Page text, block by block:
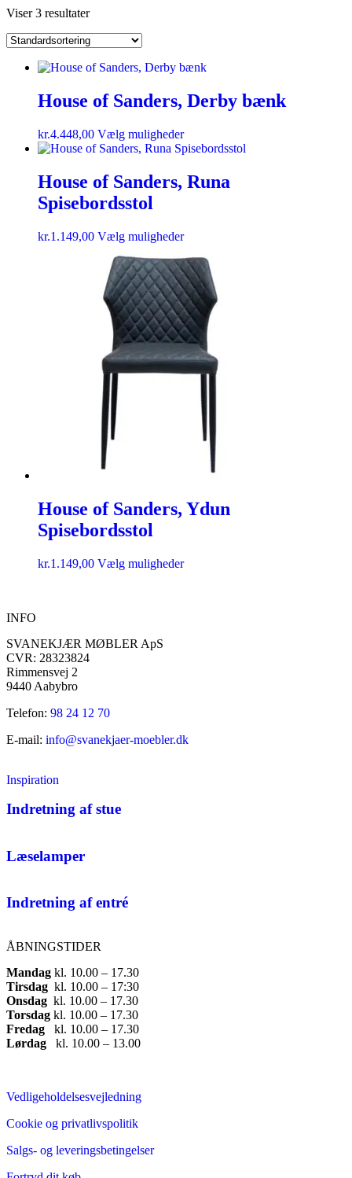
Viser 3 resultater
House of Sanders, Derby bænk
kr.4.448,00 Vælg muligheder
House of Sanders, Runa
Spisebordsstol
kr.1.149,00 Vælg muligheder
House of Sanders, Ydun
Spisebordsstol
kr.1.149,00 Vælg muligheder
INFO
SVANEKJÆR MØBLER ApS
CVR: 28323824
Rimmensvej 2
9440 Aabybro
Telefon: 98 24 12 70
E-mail: info@svanekjaer-moebler.dk
Inspiration
Indretning af stue
Læselamper
Indretning af entré
ÅBNINGSTIDER
Mandag ​ kl. 10.00 – 17.30​
Tirsdag ​ kl. 10.00 – 17:30​
Onsdag ​ kl. 10.00 – 17.30​
Torsdag ​ kl. 10.00 – 17.30​
Fredag ​ kl. 10.00 – 17.30​
Lørdag ​ kl. 10.00 – 13.00
Vedligeholdelsesvejledning
Cookie og privatlivspolitik
Salgs- og leveringsbetingelser